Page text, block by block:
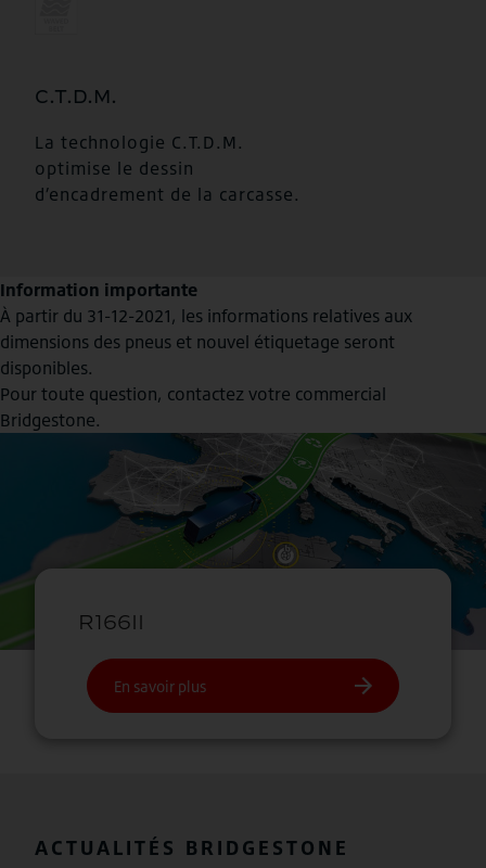
C.T.D.M.
La technologie C.T.D.M.
optimise le dessin
d’encadrement de la carcasse.
Information importante
À partir du 31-12-2021, les informations relatives aux
dimensions des pneus et nouvel étiquetage seront
disponibles.
Pour toute question, contactez votre commercial
Bridgestone.
ACTUALITÉS BRIDGESTONE